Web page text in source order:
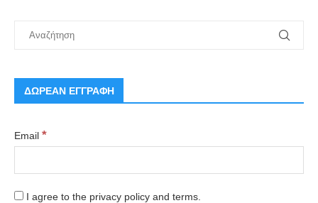
ΔΩΡΕΑΝ ΕΓΓΡΑΦΗ
Email *
I agree to the privacy policy and terms.